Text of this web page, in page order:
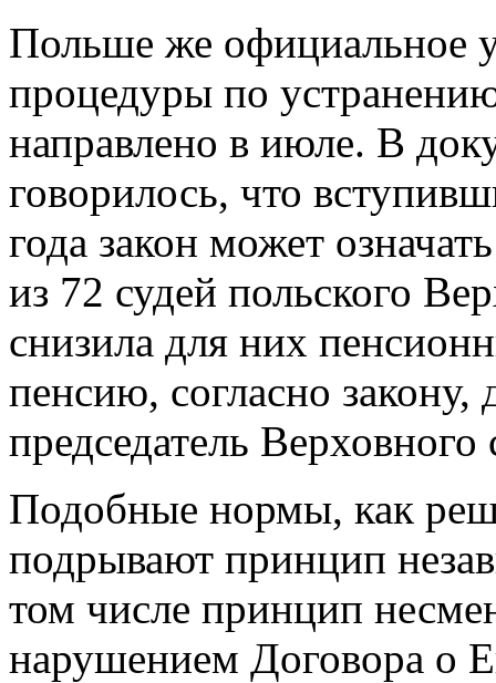
Польше же официальное
процедуры по
направлено в июле. В
говорилось, что
года закон может
из 72 судей польского
снизила для них
пенсию, согласно
председатель Верховного
Подобные нормы, как
подрывают принцип
том числе принцип
нарушением Договора о